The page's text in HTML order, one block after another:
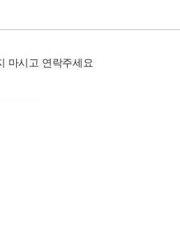
마시고 연락주세요